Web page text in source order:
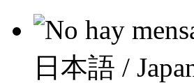
日本語 /